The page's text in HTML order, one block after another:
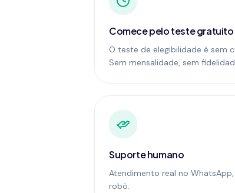
Comece pelo teste gratuito
O teste de elegibilidade é sem
Sem mensalidade, sem
Suporte humano
Atendimento real no
robô.